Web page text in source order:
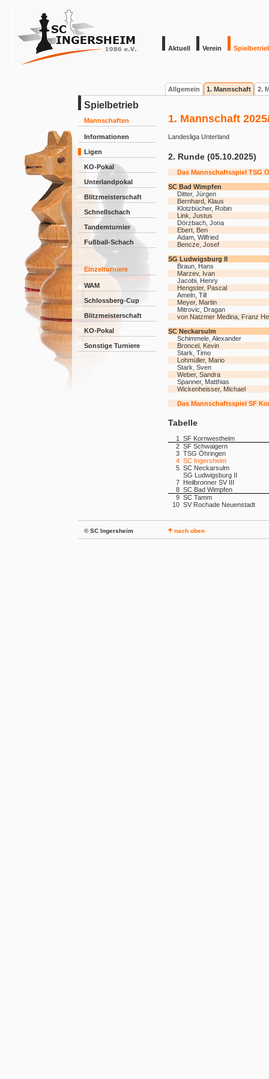
Aktuell Verein
Allgemein 1. Mannschaft 2.
Spielbetrieb
Mannschaften
Informationen
Ligen
KO-Pokal
Unterlandpokal
Blitzmeisterschaft
Schnellschach
Tandemturnier
Fußball-Schach
Einzelturniere
WAM
Schlossberg-Cup
Blitzmeisterschaft
KO-Pokal
Sonstige Turniere
1. Mannschaft
Landesliga Unterland
2. Runde (05.10.2025)
Das Mannschaftsspiel TSG
SC Bad Wimpfen
Ditter, Jürgen
Bernhard, Klaus
Klotzbücher, Robin
Link, Justus
Dörzbach, Jona
Ebert, Ben
Adam, Wilfried
Bencze, Josef
SG Ludwigsburg II
Braun, Hans
Marzev, Ivan
Jacobi, Henry
Hengster, Pascal
Ameln, Till
Meyer, Martin
Mitrovic, Dragan
von Natzmer Medina, Franz
SC Neckarsulm
Schimmele, Alexander
Broncel, Kevin
Stark, Timo
Lohmüller, Mario
Stark, Sven
Weber, Sandra
Spanner, Matthias
Wickenheisser, Michael
Das Mannschaftsspiel SF
Tabelle
1
SF Kornwestheim
2 SF Schwaigern
3 TSG Öhringen
4 SC Ingersheim
5 SC Neckarsulm
SG Ludwigsburg II
7 Heilbronner SV III
8 SC Bad Wimpfen
9 SC Tamm
10 SV Rochade Neuenstadt
© SC Ingersheim nach oben